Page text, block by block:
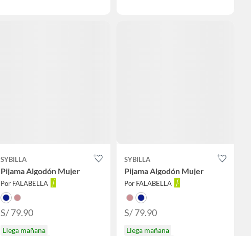
SYBILLA
Pijama Algodón Mujer
Por FALABELLA
S/ 79.90
Llega mañana
SYBILLA
Pijama Algodón Mujer
Por FALABELLA
S/ 79.90
Llega mañana